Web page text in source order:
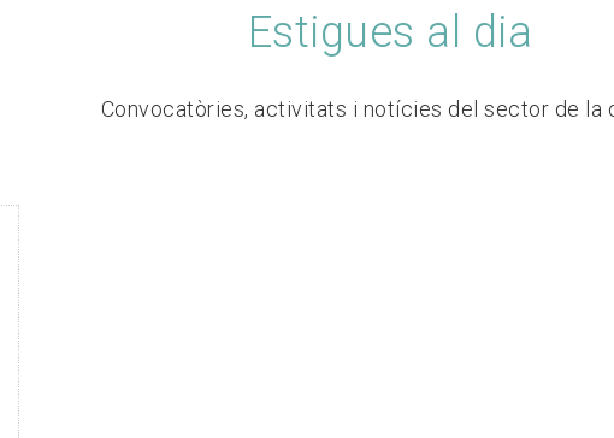
Estigues al dia
Convocatòries, activitats i notícies del sector de la